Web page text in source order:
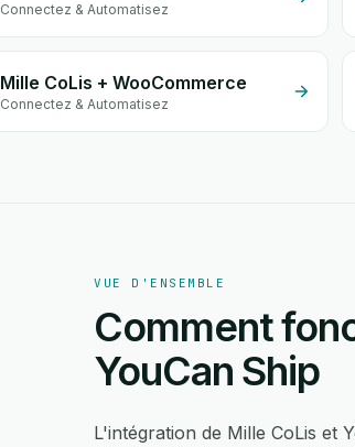
Connectez & Automatisez
Mille CoLis + WooCommerce
Connectez & Automatisez
VUE D'ENSEMBLE
Comment
YouCan Ship
L'intégration de Mille CoLis et